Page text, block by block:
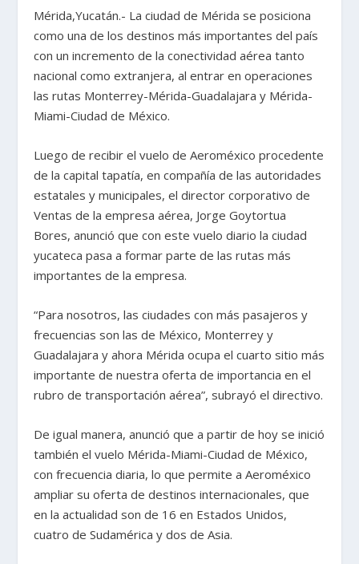
Mérida,Yucatán.- La ciudad de Mérida se posiciona
como una de los destinos más importantes del país
con un incremento de la conectividad aérea tanto
nacional como extranjera, al entrar en operaciones
las rutas Monterrey-Mérida-Guadalajara y Mérida-
Miami-Ciudad de México.
Luego de recibir el vuelo de Aeroméxico procedente
de la capital tapatía, en compañía de las autoridades
estatales y municipales, el director corporativo de
Ventas de la empresa aérea, Jorge Goytortua
Bores, anunció que con este vuelo diario la ciudad
yucateca pasa a formar parte de las rutas más
importantes de la empresa.
“Para nosotros, las ciudades con más pasajeros y
frecuencias son las de México, Monterrey y
Guadalajara y ahora Mérida ocupa el cuarto sitio más
importante de nuestra oferta de importancia en el
rubro de transportación aérea”, subrayó el directivo.
De igual manera, anunció que a partir de hoy se inició
también el vuelo Mérida-Miami-Ciudad de México,
con frecuencia diaria, lo que permite a Aeroméxico
ampliar su oferta de destinos internacionales, que
en la actualidad son de 16 en Estados Unidos,
cuatro de Sudamérica y dos de Asia.